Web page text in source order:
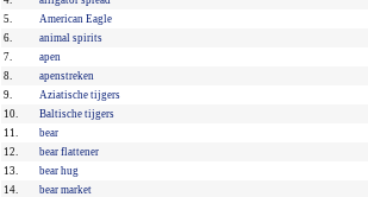
5.
American Eagle
6.
animal spirits
7.
apen
8.
apenstreken
9.
Aziatische tijgers
10.
Baltische tijgers
11.
bear
12.
bear flattener
13.
bear hug
14.
bear market